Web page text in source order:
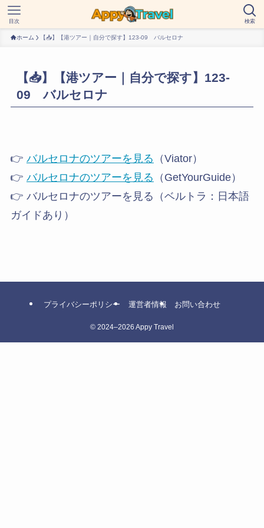
検索
目次
ホーム 【📥】【港ツアー｜自分で探す】123-09 バルセロナ
【📥】【港ツアー｜自分で探す】123-
09 バルセロナ
👉 バルセロナのツアーを見る （Viator）
👉 バルセロナのツアーを見る （GetYourGuide）
👉 バルセロナのツアーを見る（ベルトラ：日本語
ガイドあり）
プライバシーポリシー 運営者情報 お問い合わせ
© 2024–2026 Appy Travel